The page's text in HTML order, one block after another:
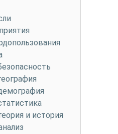
и история